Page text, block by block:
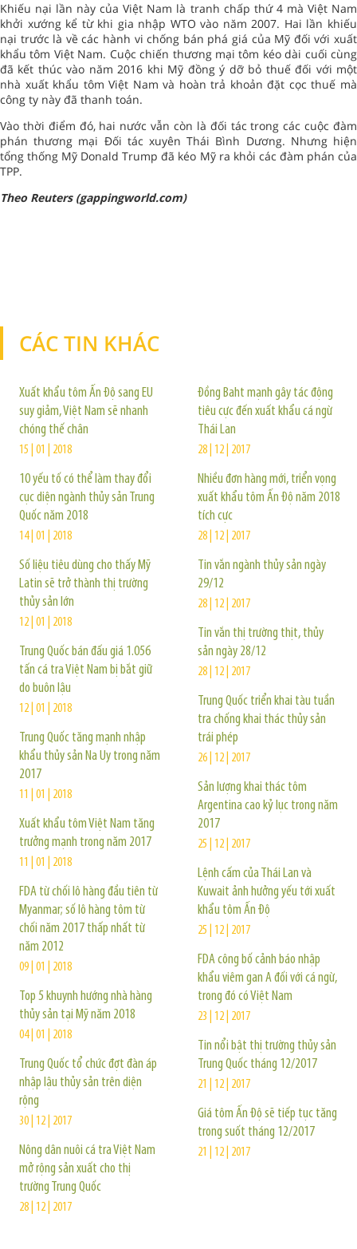
Khiếu nại lần này của Việt Nam là tranh chấp thứ 4 mà Việt Nam
khởi xướng kể từ khi gia nhập WTO vào năm 2007. Hai lần khiếu
nại trước là về các hành vi chống bán phá giá của Mỹ đối với xuất
khẩu tôm Việt Nam. Cuộc chiến thương mại tôm kéo dài cuối cùng
đã kết thúc vào năm 2016 khi Mỹ đồng ý dỡ bỏ thuế đối với một
nhà xuất khẩu tôm Việt Nam và hoàn trả khoản đặt cọc thuế mà
công ty này đã thanh toán.
Vào thời điểm đó, hai nước vẫn còn là đối tác trong các cuộc đàm
phán thương mại Đối tác xuyên Thái Bình Dương. Nhưng hiện
tổng thống Mỹ Donald Trump đã kéo Mỹ ra khỏi các đàm phán của
TPP.
Theo Reuters (gappingworld.com)
CÁC TIN KHÁC
Xuất khẩu tôm Ấn Độ sang EU
suy giảm, Việt Nam sẽ nhanh
chóng thế chân
15 | 01 | 2018
10 yếu tố có thể làm thay đổi
cục diện ngành thủy sản Trung
Quốc năm 2018
14 | 01 | 2018
Số liệu tiêu dùng cho thấy Mỹ
Latin sẽ trở thành thị trường
thủy sản lớn
12 | 01 | 2018
Trung Quốc bán đấu giá 1.056
tấn cá tra Việt Nam bị bắt giữ
do buôn lậu
12 | 01 | 2018
Trung Quốc tăng mạnh nhập
khẩu thủy sản Na Uy trong năm
2017
11 | 01 | 2018
Xuất khẩu tôm Việt Nam tăng
trưởng mạnh trong năm 2017
11 | 01 | 2018
FDA từ chối lô hàng đầu tiên từ
Myanmar; số lô hàng tôm từ
chối năm 2017 thấp nhất từ
năm 2012
09 | 01 | 2018
Top 5 khuynh hướng nhà hàng
thủy sản tại Mỹ năm 2018
04 | 01 | 2018
Trung Quốc tổ chức đợt đàn áp
nhập lậu thủy sản trên diện
rộng
30 | 12 | 2017
Nông dân nuôi cá tra Việt Nam
mở rộng sản xuất cho thị
trường Trung Quốc
28 | 12 | 2017
Đồng Baht mạnh gây tác động
tiêu cực đến xuất khẩu cá ngừ
Thái Lan
28 | 12 | 2017
Nhiều đơn hàng mới, triển vọng
xuất khẩu tôm Ấn Độ năm 2018
tích cực
28 | 12 | 2017
Tin vắn ngành thủy sản ngày
29/12
28 | 12 | 2017
Tin vắn thị trường thịt, thủy
sản ngày 28/12
28 | 12 | 2017
Trung Quốc triển khai tàu tuần
tra chống khai thác thủy sản
trái phép
26 | 12 | 2017
Sản lượng khai thác tôm
Argentina cao kỷ lục trong năm
2017
25 | 12 | 2017
Lệnh cấm của Thái Lan và
Kuwait ảnh hưởng yếu tới xuất
khẩu tôm Ấn Độ
25 | 12 | 2017
FDA công bố cảnh báo nhập
khẩu viêm gan A đối với cá ngừ,
trong đó có Việt Nam
23 | 12 | 2017
Tin nổi bật thị trường thủy sản
Trung Quốc tháng 12/2017
21 | 12 | 2017
Giá tôm Ấn Độ sẽ tiếp tục tăng
trong suốt tháng 12/2017
21 | 12 | 2017